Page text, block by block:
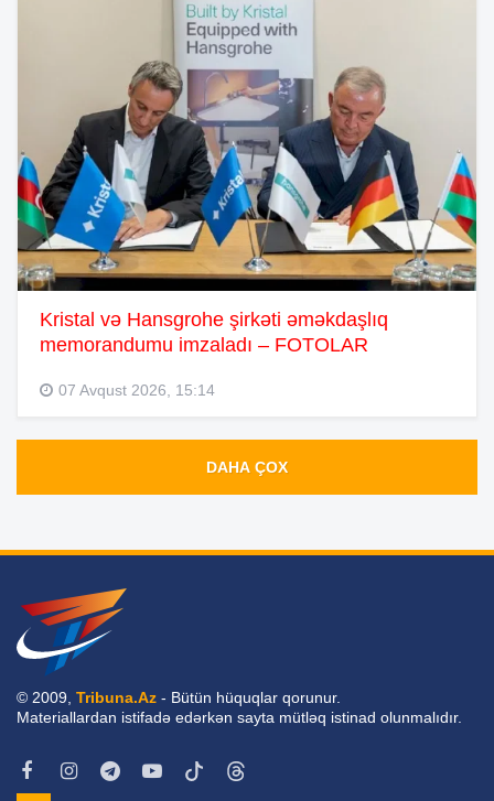
Kristal və Hansgrohe şirkəti əməkdaşlıq
memorandumu imzaladı – FOTOLAR
07 Avqust 2026, 15:14
DAHA ÇOX
© 2009, Tribuna.Az - Bütün hüquqlar qorunur.
Materiallardan istifadə edərkən sayta mütləq istinad olunmalıdır.